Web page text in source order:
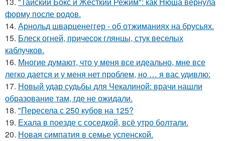
форму после родов.
14. Арнольд шварценеггер - об отжиманиях на брусьях.
15. Блеск огней, причесок глянцы, стук веселых
каблучков.
16. Многие думают, что у меня все идеально, мне все
легко дается и у меня нет проблем, но … я вас удивлю:
17. Новый удар судьбы для Чекалиной: врачи нашли
образование там, где не ожидали.
18. "Пересела с 250 кубов на 125?
19. Ехала в поезде с соседкой, всё утро болтали.
20. Новая симпатия в семье успенской.